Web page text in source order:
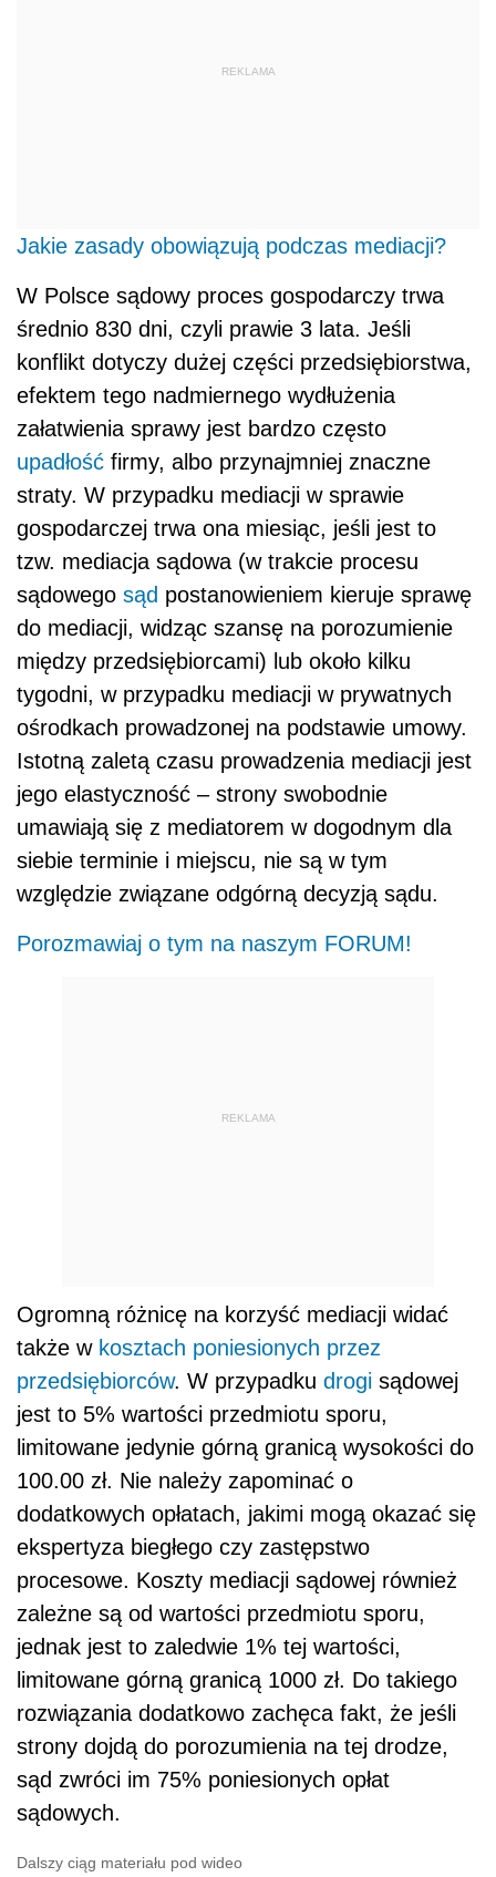
REKLAMA
Jakie zasady obowiązują podczas mediacji?
W Polsce sądowy proces gospodarczy trwa
średnio 830 dni, czyli prawie 3 lata. Jeśli
konflikt dotyczy dużej części przedsiębiorstwa,
efektem tego nadmiernego wydłużenia
załatwienia sprawy jest bardzo często
upadłość firmy, albo przynajmniej znaczne
straty. W przypadku mediacji w sprawie
gospodarczej trwa ona miesiąc, jeśli jest to
tzw. mediacja sądowa (w trakcie procesu
sądowego sąd postanowieniem kieruje sprawę
do mediacji, widząc szansę na porozumienie
między przedsiębiorcami) lub około kilku
tygodni, w przypadku mediacji w prywatnych
ośrodkach prowadzonej na podstawie umowy.
Istotną zaletą czasu prowadzenia mediacji jest
jego elastyczność – strony swobodnie
umawiają się z mediatorem w dogodnym dla
siebie terminie i miejscu, nie są w tym
względzie związane odgórną decyzją sądu.
Porozmawiaj o tym na naszym FORUM!
REKLAMA
Ogromną różnicę na korzyść mediacji widać
także w kosztach poniesionych przez
przedsiębiorców. W przypadku drogi sądowej
jest to 5% wartości przedmiotu sporu,
limitowane jedynie górną granicą wysokości do
100.00 zł. Nie należy zapominać o
dodatkowych opłatach, jakimi mogą okazać się
ekspertyza biegłego czy zastępstwo
procesowe. Koszty mediacji sądowej również
zależne są od wartości przedmiotu sporu,
jednak jest to zaledwie 1% tej wartości,
limitowane górną granicą 1000 zł. Do takiego
rozwiązania dodatkowo zachęca fakt, że jeśli
strony dojdą do porozumienia na tej drodze,
sąd zwróci im 75% poniesionych opłat
sądowych.
Dalszy ciąg materiału pod wideo